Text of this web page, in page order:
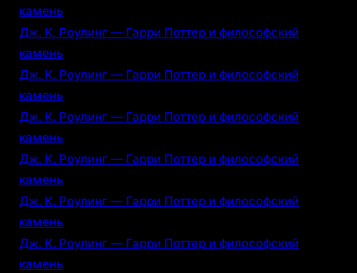
камень
Дж. К. Роулинг — Гарри Поттер и философский
камень
Дж. К. Роулинг — Гарри Поттер и философский
камень
Дж. К. Роулинг — Гарри Поттер и философский
камень
Дж. К. Роулинг — Гарри Поттер и философский
камень
Дж. К. Роулинг — Гарри Поттер и философский
камень
Дж. К. Роулинг — Гарри Поттер и философский
камень